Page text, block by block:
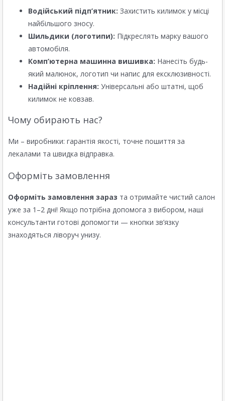
Водійський підп’ятник: Захистить килимок у місці
найбільшого зносу.
Шильдики (логотипи): Підкреслять марку вашого
автомобіля.
Комп’ютерна машинна вишивка: Нанесіть будь-
який малюнок, логотип чи напис для ексклюзивності.
Надійні кріплення: Універсальні або штатні, щоб
килимок не ковзав.
Чому обирають нас?
Ми – виробники: гарантія якості, точне пошиття за
лекалами та швидка відправка.
Оформіть замовлення
Оформіть замовлення зараз та отримайте чистий салон
уже за 1–2 дні! Якщо потрібна допомога з вибором, наші
консультанти готові допомогти — кнопки зв’язку
знаходяться ліворуч унизу.